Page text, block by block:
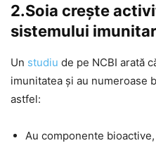
2.Soia crește
sistemului imunitar
Un studiu de pe NCBI arată
imunitatea și au numeroase
astfel:
Au componente